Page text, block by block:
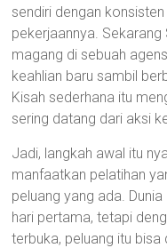
sendiri dengan
pekerjaannya.
magang di sebuah
keahlian baru sambil
Kisah sederhana itu
sering datang dari aksi
Jadi, langkah awal itu
manfaatkan pelatihan
peluang yang ada.
hari pertama, tetapi
terbuka, peluang itu